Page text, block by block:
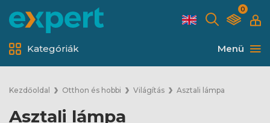
0
Menü
Kategóriák
Kezdőoldal Otthon és hobbi Világítás Asztali lámpa
Asztali lámpa